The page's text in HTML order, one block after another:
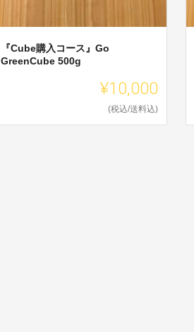
『Cube購入コース』Go
GreenCube 500g
¥10,000
(税込/送料込)